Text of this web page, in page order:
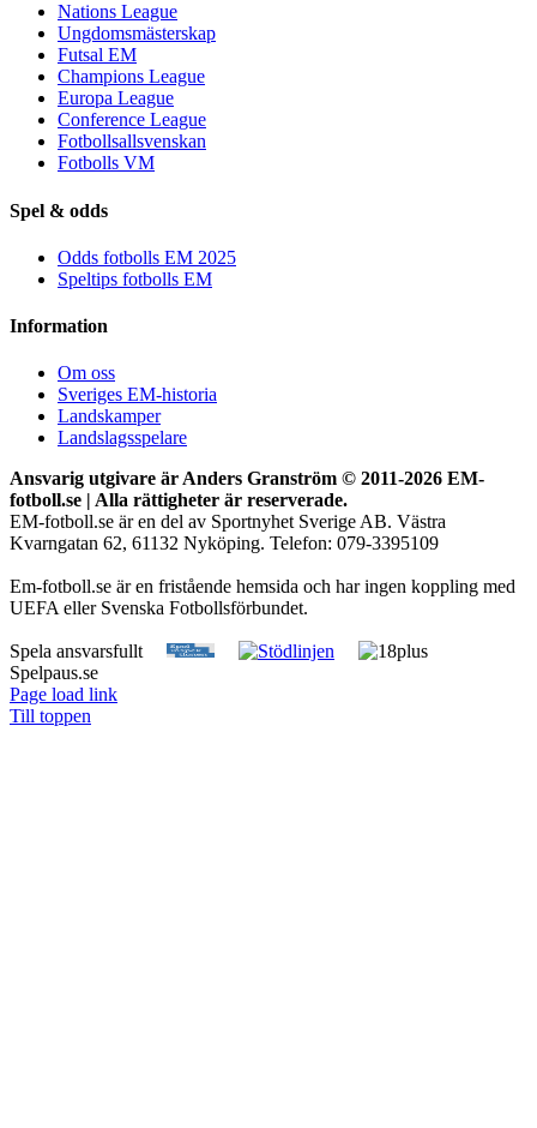
Nations League
Ungdomsmästerskap
Futsal EM
Champions League
Europa League
Conference League
Fotbollsallsvenskan
Fotbolls VM
Spel & odds
Odds fotbolls EM 2025
Speltips fotbolls EM
Information
Om oss
Sveriges EM-historia
Landskamper
Landslagsspelare
Ansvarig utgivare är Anders Granström © 2011-2026 EM-
fotboll.se | Alla rättigheter är reserverade.
EM-fotboll.se är en del av Sportnyhet Sverige AB. Västra
Kvarngatan 62, 61132 Nyköping. Telefon: 079-3395109
Em-fotboll.se är en fristående hemsida och har ingen koppling med
UEFA eller Svenska Fotbollsförbundet.
Spela ansvarsfullt
Spelpaus.se
Page load link
Till toppen